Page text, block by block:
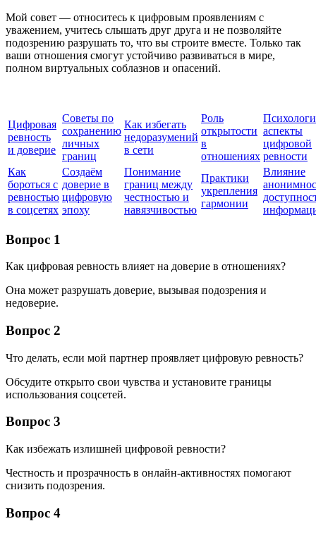
Мой совет — относитесь к цифровым проявлениям с
уважением, учитесь слышать друг друга и не позволяйте
подозрению разрушать то, что вы строите вместе. Только так
ваши отношения смогут устойчиво развиваться в мире,
полном виртуальных соблазнов и опасений.
Цифровая
ревность
и доверие
Советы по
сохранению
личных
границ
Как избегать
недоразумений
в сети
Роль
открытости
в
отношениях
аспекты
цифровой
ревности
Как
бороться с
ревностью
в соцсетях
Создаём
доверие в
цифровую
эпоху
Понимание
границ между
честностью и
навязчивостью
Практики
укрепления
гармонии
Влияние
Вопрос 1
Как цифровая ревность влияет на доверие в отношениях?
Она может разрушать доверие, вызывая подозрения и
недоверие.
Вопрос 2
Что делать, если мой партнер проявляет цифровую ревность?
Обсудите открыто свои чувства и установите границы
использования соцсетей.
Вопрос 3
Как избежать излишней цифровой ревности?
Честность и прозрачность в онлайн-активностях помогают
снизить подозрения.
Вопрос 4